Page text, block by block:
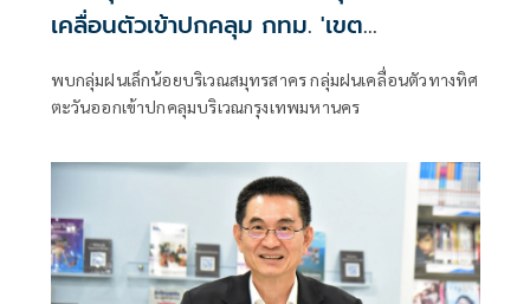
เคลื่อนตัวเข้าปกคลุม กทม. 'เขต
พบกลุ่มฝนเล็กน้อยบริเวณสมุทรสาคร กลุ่มฝนเคลื่อนตัวทางทิศ
ตะวันออกเข้าปกคลุมบริเวณกรุงเทพมหานคร